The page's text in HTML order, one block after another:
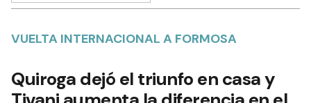
VUELTA INTERNACIONAL A FORMOSA
Quiroga dejó el triunfo en casa y